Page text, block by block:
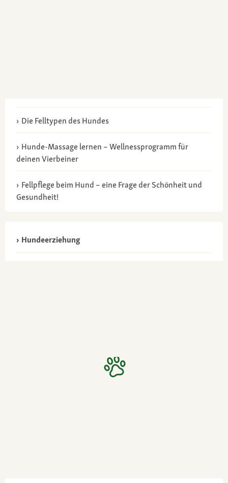
Die Felltypen des Hundes
Hunde-Massage lernen – Wellnessprogramm für
deinen Vierbeiner
Fellpflege beim Hund – eine Frage der Schönheit und
Gesundheit!
Hundeerziehung